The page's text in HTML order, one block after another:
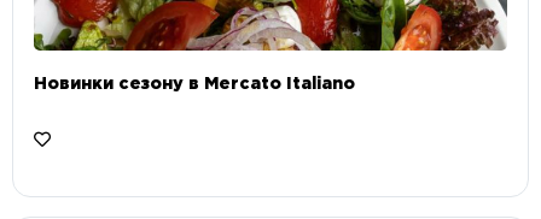
Новинки сезону в Mercato Italiano